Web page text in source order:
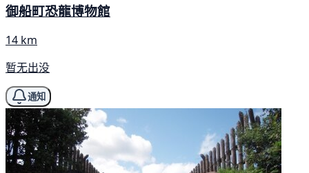
御船町恐龍博物館
14 km
暂无出没
通知